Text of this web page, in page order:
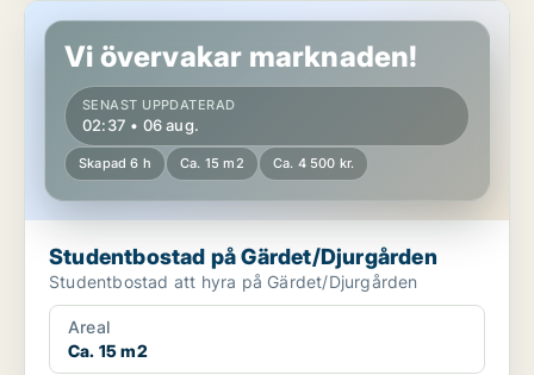
Studentbostad på Gärdet/Djurgården
Vi övervakar marknaden!
SENAST UPPDATERAD
02:37 • 06 aug.
Skapad 6 h Ca. 15 m2 Ca. 4 500 kr.
Studentbostad på Gärdet/Djurgården
Studentbostad att hyra på Gärdet/Djurgården
Areal
Ca. 15 m2